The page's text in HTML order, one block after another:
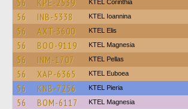
56 KPE-2539 KTEL Corinthia
56 INB-5338 KTEL Ioannina
56 AXT-3600 KTEL Elis
56 BOO-9119 ΚΤΕL Magnesia
56 INM-1707 KTEL Pellas
56 XAP-6365 ΚΤΕL Euboea
56 KNB-7256 KTEL Pieria
56 BOM-6117 ΚΤΕL Magnesia